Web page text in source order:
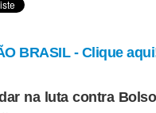
BRASIL - Clique
na luta contra